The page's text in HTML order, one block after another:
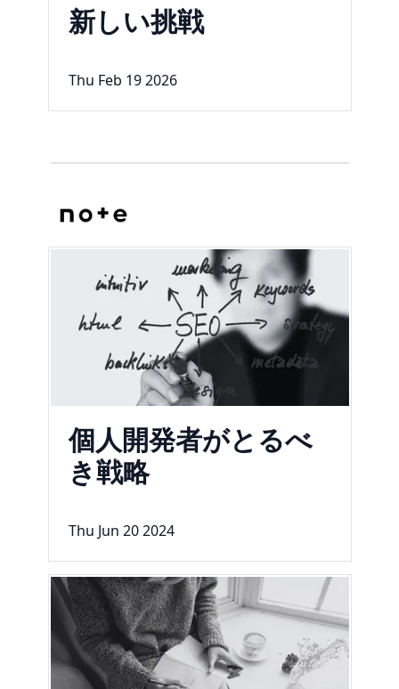
新しい挑戦
Thu Feb 19 2026
個人開発者がとるべ
き戦略
Thu Jun 20 2024